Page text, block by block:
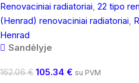
Renovaciniai radiatoriai, 22 tipo
(Henrad) renovaciniai radiatoriai,
Henrad
Sandėlyje
162.06€ 105.34 € su PVM